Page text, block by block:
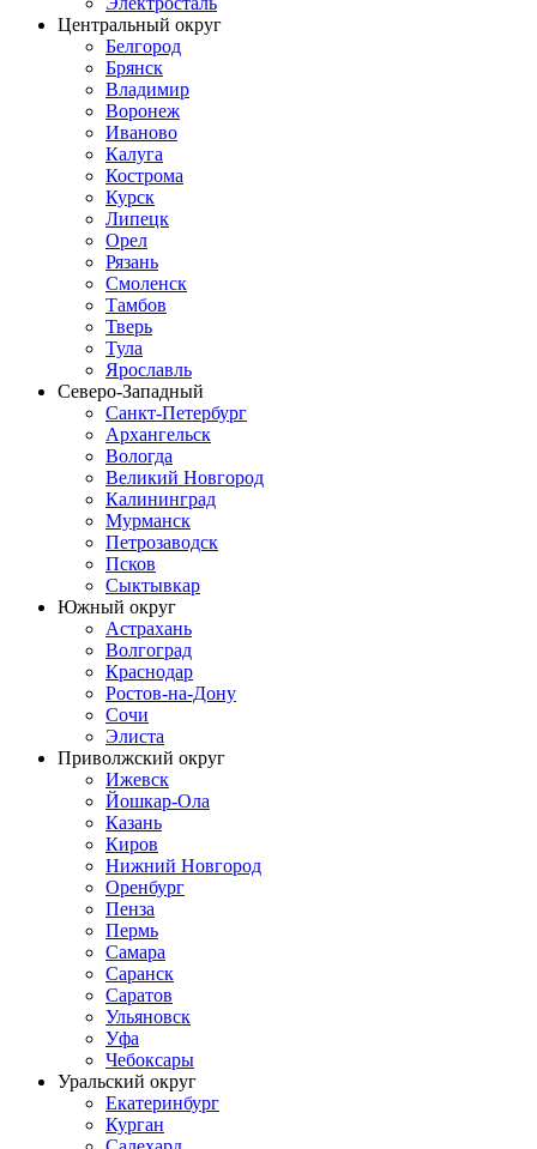
Центральный округ
Белгород
Брянск
Владимир
Воронеж
Иваново
Калуга
Кострома
Курск
Липецк
Орел
Рязань
Смоленск
Тамбов
Тверь
Тула
Ярославль
Северо-Западный
Санкт-Петербург
Архангельск
Вологда
Великий Новгород
Калининград
Мурманск
Петрозаводск
Псков
Сыктывкар
Южный округ
Астрахань
Волгоград
Краснодар
Ростов-на-Дону
Сочи
Элиста
Приволжский округ
Ижевск
Йошкар-Ола
Казань
Киров
Нижний Новгород
Оренбург
Пенза
Пермь
Самара
Саранск
Саратов
Ульяновск
Уфа
Чебоксары
Уральский округ
Екатеринбург
Курган